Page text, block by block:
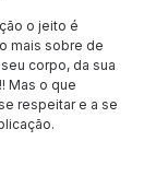
o jeito é
mais sobre de
corpo, da sua
Mas o que
respeitar e a se